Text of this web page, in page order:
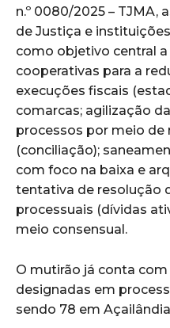
n.º 0080/2025 – TJMA,
de Justiça e
como objetivo central
cooperativas para a
execuções fiscais
comarcas; agilização
processos por meio
(conciliação);
com foco na baixa e
tentativa de resolução
processuais (dívidas
meio consensual.
O mutirão já conta
designadas em
sendo 78 em